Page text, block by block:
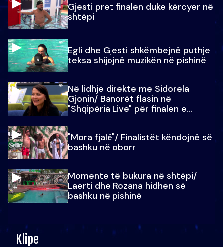
Gjesti pret finalen duke kërcyer në
shtëpi
Egli dhe Gjesti shkëmbejnë puthje
teksa shijojnë muzikën në pishinë
Në lidhje direkte me Sidorela
Gjonin/ Banorët flasin në
"Shqipëria Live" për finalen e
"Mora fjalë"/ Finalistët këndojnë së
bashku në oborr
Momente të bukura në shtëpi/
Laerti dhe Rozana hidhen së
bashku në pishinë
Klipe